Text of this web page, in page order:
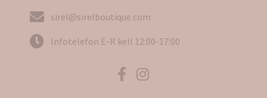
sirel@sirelboutique.com
Infotelefon E-R kell 12:00-17:00